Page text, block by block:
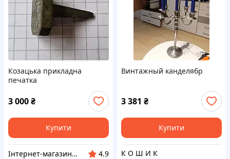
Козацька прикладна
печатка
3 000₴
Купити
Інтернет-магазин Сувенір
4.9
Винтажный канделябр
3 381 ₴
Купити
К О Ш И К